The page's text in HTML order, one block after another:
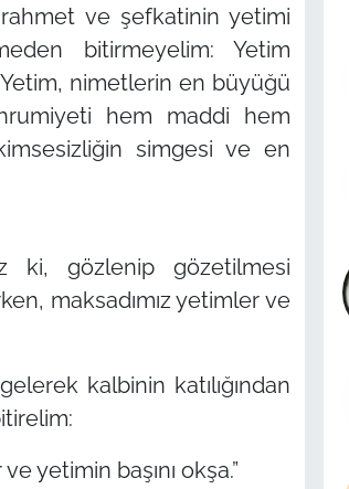
ve şefkatinin yetimi
bitirmeyelim: Yetim
nimetlerin en büyüğü
hem maddi hem
simgesi ve en
ki, gözlenip gözetilmesi
maksadımız yetimler ve
kalbinin katılığından
yetimin başını okşa.”